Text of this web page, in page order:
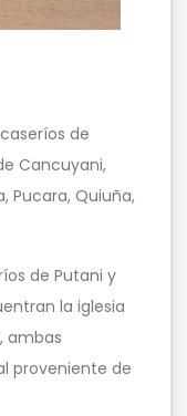
de
Cancuyani,
Pucara, Quiuña,
de Putani y
la iglesia
ambas
proveniente de